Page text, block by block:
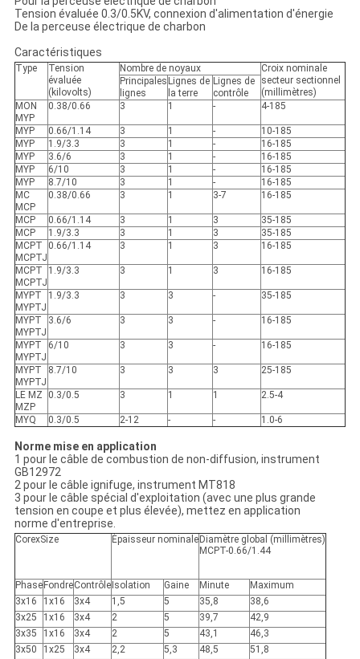
Tension évaluée 0.3/0.5KV, connexion d'alimentation d'énergie
De la perceuse électrique de charbon
Caractéristiques
Type
Tension
évaluée
(kilovolts)
Nombre de noyaux
Croix nominale
secteur sectionnel
(millimètres)
Principales
lignes
Lignes de
la terre
Lignes de
contrôle
MON
MYP
0.38/0.66 3 1 - 4-185
MYP 0.66/1.14 3 1 -
10-185
MYP
1.9/3.3 3 1 -
16-185
MYP
3.6/6 3 1 -
16-185
MYP
6/10 3 1 -
16-185
MYP
8.7/10 3 1 -
16-185
MC
MCP
0.38/0.66 3 1 3-7 16-185
MCP 0.66/1.14 3 1 3
35-185
MCP
1.9/3.3 3 1 3
35-185
MCPT
MCPTJ
0.66/1.14 3 1 3 16-185
MCPT
MCPTJ
1.9/3.3 3 1 3 16-185
MYPT
MYPTJ
1.9/3.3 3 3 - 35-185
MYPT
MYPTJ
3.6/6 3 3 - 16-185
MYPT
MYPTJ
6/10 3 3 - 16-185
MYPT
MYPTJ
8.7/10 3 3 3 25-185
LE MZ
MZP
0.3/0.5 3 1 1 2.5-4
MYQ 0.3/0.5 2-12 - - 1.0-6
Norme mise en application
1 pour le câble de combustion de non-diffusion, instrument
GB12972
2 pour le câble ignifuge, instrument MT818
3 pour le câble spécial d'exploitation (avec une plus grande
tension en coupe et plus élevée), mettez en application
norme d'entreprise.
CorexSize Épaisseur nominale Diamètre global (millimètres)
MCPT-0.66/1.44
Phase FondreContrôle Isolation Gaine Minute
Maximum
3x16
1x16 3x4 1,5 5 35,8
38,6
3x25
1x16 3x4 2 5 39,7
42,9
3x35
1x16 3x4 2 5 43,1
46,3
3x50
1x25 3x4 2,2 5,3 48,5
51,8